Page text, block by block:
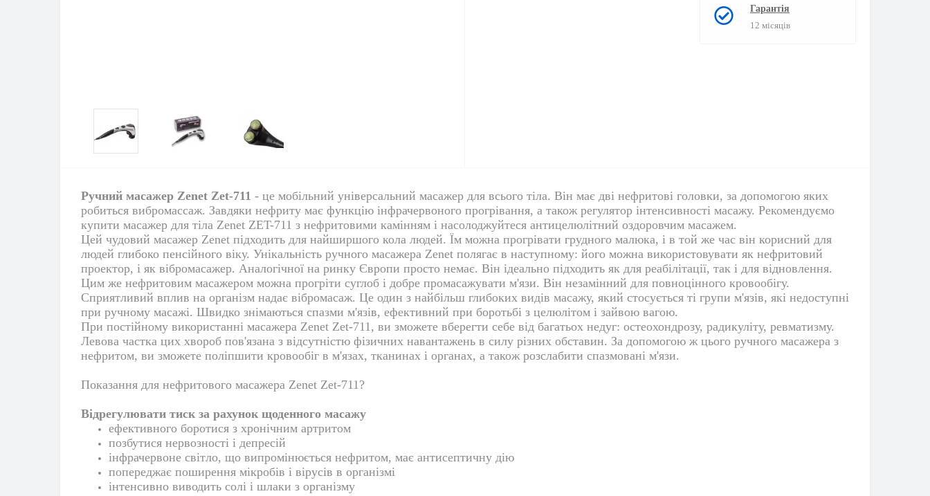
Гарантія
12 місяців
Ручний масажер Zenet Zet-711 - це мобільний універсальний масажер для всього тіла. Він має дві нефритові головки, за допомогою яких
робиться вибромассаж. Завдяки нефриту має функцію інфрачервоного прогрівання, а також регулятор інтенсивності масажу. Рекомендуємо
купити масажер для тіла Zenet ZET-711 з нефритовими камінням і насолоджуйтеся антицелюлітний оздоровчим масажем.
Цей чудовий масажер Zenet підходить для найширшого кола людей. Їм можна прогрівати грудного малюка, і в той же час він корисний для
людей глибоко пенсійного віку. Унікальність ручного масажера Zenet полягає в наступному: його можна використовувати як нефритовий
проектор, і як вібромасажер. Аналогічної на ринку Європи просто немає. Він ідеально підходить як для реабілітації, так і для відновлення.
Цим же нефритовим масажером можна прогріти суглоб і добре промасажувати м'язи. Він незамінний для повноцінного кровообігу.
Сприятливий вплив на організм надає вібромасаж. Це один з найбільш глибоких видів масажу, який стосується ті групи м'язів, які недоступні
при ручному масажі. Швидко знімаються спазми м'язів, ефективний при боротьбі з целюлітом і зайвою вагою.
При постійному використанні масажера Zenet Zet-711, ви зможете вберегти себе від багатьох недуг: остеохондрозу, радикуліту, ревматизму.
Левова частка цих хвороб пов'язана з відсутністю фізичних навантажень в силу різних обставин. За допомогою ж цього ручного масажера з
нефритом, ви зможете поліпшити кровообіг в м'язах, тканинах і органах, а також розслабити спазмовані м'язи.
Показання для нефритового масажера Zenet Zet-711?
Відрегулювати тиск за рахунок щоденного масажу
ефективного боротися з хронічним артритом
позбутися нервозності і депресій
інфрачервоне світло, що випромінюється нефритом, має антисептичну дію
попереджає поширення мікробів і вірусів в організмі
інтенсивно виводить солі і шлаки з організму